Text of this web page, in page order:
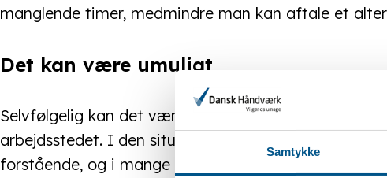
Samtykke
manglende timer, medmindre man kan aftale et
Det kan være umuligt
Selvfølgelig kan det være så slemt, at det ikke kan
arbejdsstedet. I den situation skal man kontakte sin
forstående, og i mange virksomheder kan man i